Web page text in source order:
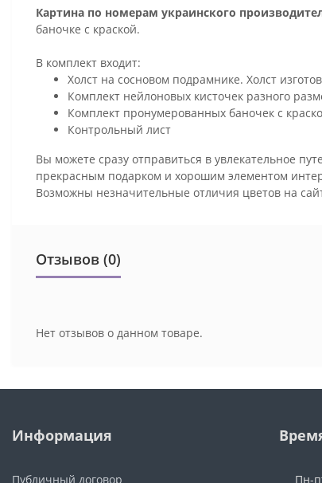
Картина по номерам украинского
баночке с краской.
В комплект входит:
Холст на сосновом подрамнике. Холст
Комплект нейлоновых кисточек разного
Комплект пронумерованных баночек с
Контрольный лист
Вы можете сразу отправиться в увлекательное
прекрасным подарком и хорошим элементом
Возможны незначительные отличия цветов на
Отзывов (0)
Нет отзывов о данном товаре.
Информация
Публичный договор Пн-